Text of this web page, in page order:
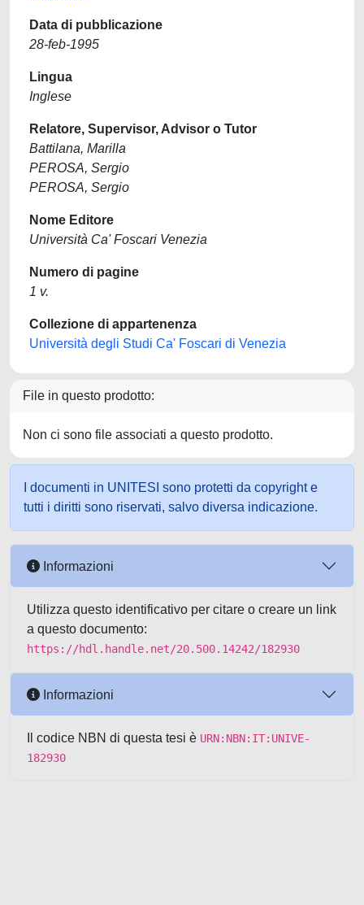
Data di pubblicazione
28-feb-1995
Lingua
Inglese
Relatore, Supervisor, Advisor o Tutor
Battilana, Marilla
PEROSA, Sergio
PEROSA, Sergio
Nome Editore
Università Ca' Foscari Venezia
Numero di pagine
1 v.
Collezione di appartenenza
Università degli Studi Ca' Foscari di Venezia
File in questo prodotto:
Non ci sono file associati a questo prodotto.
I documenti in UNITESI sono protetti da copyright e
tutti i diritti sono riservati, salvo diversa indicazione.
Informazioni
Utilizza questo identificativo per citare o creare un link
a questo documento:
https://hdl.handle.net/20.500.14242/182930
Informazioni
Il codice NBN di questa tesi è URN:NBN:IT:UNIVE-
182930